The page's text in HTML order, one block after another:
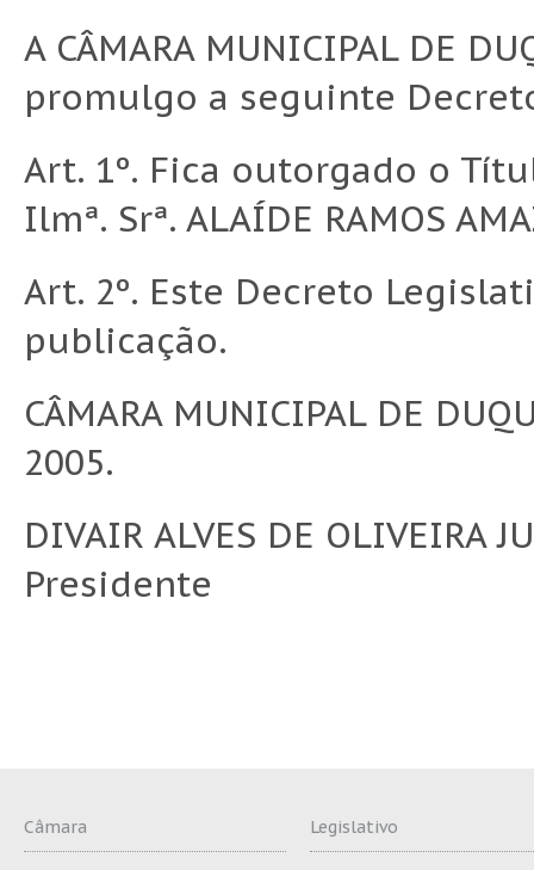
A CÂMARA MUNICIPAL DE
promulgo a seguinte
Art. 1º. Fica outorgado o
Ilmª. Srª. ALAÍDE RAMOS
Art. 2º. Este Decreto
publicação.
CÂMARA MUNICIPAL DE
2005.
DIVAIR ALVES DE OLIVEIRA
Presidente
Câmara Legislativo